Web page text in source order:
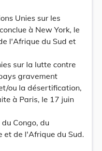
Unies sur les
à New York, le
l'Afrique du Sud et
sur la lutte contre
gravement
ou la désertification,
à Paris, le 17 juin
Congo, du
et de l'Afrique du Sud.